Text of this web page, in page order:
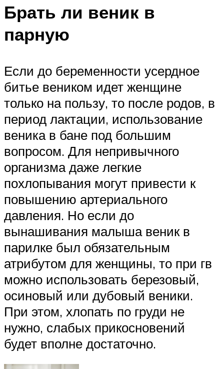
Брать ли веник в
парную
Если до беременности усердное
битье веником идет женщине
только на пользу, то после родов, в
период лактации, использование
веника в бане под большим
вопросом. Для непривычного
организма даже легкие
похлопывания могут привести к
повышению артериального
давления. Но если до
вынашивания малыша веник в
парилке был обязательным
атрибутом для женщины, то при гв
можно использовать березовый,
осиновый или дубовый веники.
При этом, хлопать по груди не
нужно, слабых прикосновений
будет вполне достаточно.